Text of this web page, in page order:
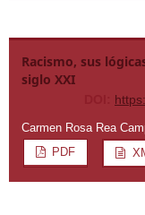
Racismo, sus
siglo XXI
Carmen Rosa Rea
PDF